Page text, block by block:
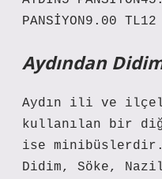
PANSİYON9.00
Aydından
Aydın ili ve
kullanılan bir
ise minibüslerdir.
Didim, Söke,